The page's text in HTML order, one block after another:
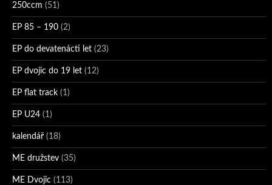
250ccm (51)
EP 85 – 190 (2)
EP do devatenácti let (23)
EP dvojic do 19 let (12)
EP flat track (1)
EP U24 (1)
kalendář (18)
ME družstev (35)
ME Dvojic (113)